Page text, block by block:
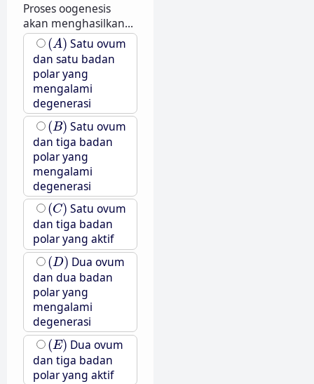
Proses oogenesis
akan menghasilkan...
(A)
(A) Satu ovum
dan satu badan
polar yang
mengalami
degenerasi
(B)
(B) Satu ovum
dan tiga badan
polar yang
mengalami
degenerasi
(C)
(C) Satu ovum
dan tiga badan
polar yang aktif
(D)
(D) Dua ovum
dan dua badan
polar yang
mengalami
degenerasi
(E)
(E) Dua ovum
dan tiga badan
polar yang aktif